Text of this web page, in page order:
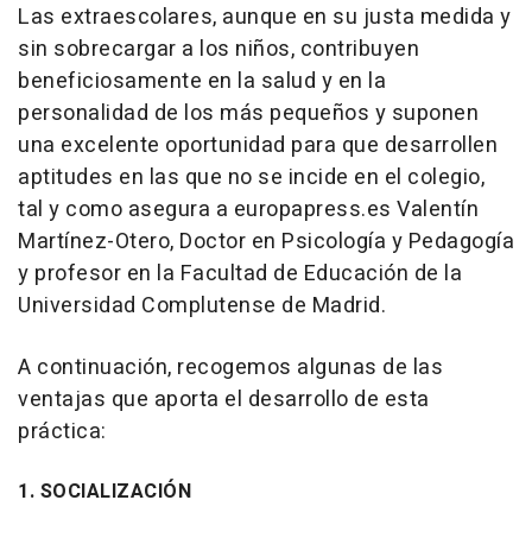
Las extraescolares, aunque en su justa medida y
sin sobrecargar a los niños, contribuyen
beneficiosamente en la salud y en la
personalidad de los más pequeños y suponen
una excelente oportunidad para que desarrollen
aptitudes en las que no se incide en el colegio,
tal y como asegura a europapress.es Valentín
Martínez-Otero, Doctor en Psicología y Pedagogía
y profesor en la Facultad de Educación de la
Universidad Complutense de Madrid.
A continuación, recogemos algunas de las
ventajas que aporta el desarrollo de esta
práctica:
1. SOCIALIZACIÓN